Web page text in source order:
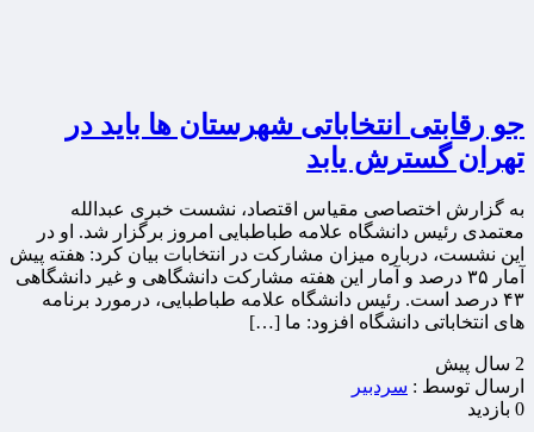
جو رقابتی انتخاباتی شهرستان ها باید در
تهران گسترش یابد
به گزارش اختصاصی مقیاس اقتصاد، نشست خبری عبدالله
معتمدی رئیس دانشگاه علامه طباطبایی امروز برگزار شد. او در
این نشست، درباره میزان مشارکت در انتخابات بیان کرد: هفته پیش
آمار ۳۵ درصد و آمار این هفته مشارکت دانشگاهی و غیر دانشگاهی
۴۳ درصد است. رئیس دانشگاه علامه طباطبایی، درمورد برنامه
های انتخاباتی دانشگاه افزود: ما […]
2 سال پيش
ارسال توسط : سردبیر
0 بازدید